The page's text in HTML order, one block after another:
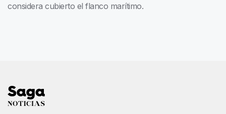
considera cubierto el flanco marítimo.